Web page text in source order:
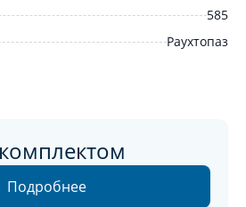
585
Раухтопаз
Подробнее